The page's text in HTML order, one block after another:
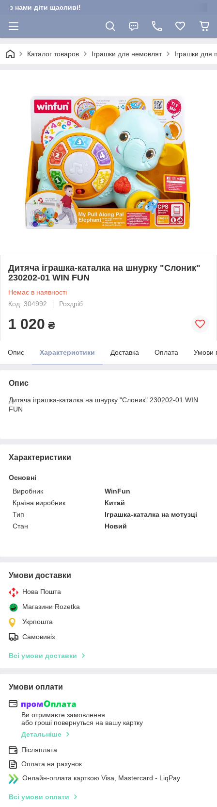
з нами діти щасливі!
Каталог товаров Іграшки для немовлят Іграшки для
Дитяча іграшка-каталка на шнурку "Слоник"
230202-01 WIN FUN
Немає в наявності
Код: 304992
Роздріб
1 020 ₴
Опис Характеристики Доставка Оплата Умови
Опис
Дитяча іграшка-каталка на шнурку "Слоник" 230202-01 WIN
FUN
Характеристики
Основні
Виробник
WinFun
Країна виробник
Китай
Тип
Іграшка-каталка на мотузці
Стан
Новий
Умови доставки
Нова Пошта
Магазини Rozetka
Укрпошта
Самовивіз
Всі умови доставки
Умови оплати
Ви отримаєте замовлення
або гроші повернуться на вашу картку
Детальніше
Післяплата
Оплата на рахунок
Онлайн-оплата карткою Visa, Mastercard - LiqPay
Всі умови оплати